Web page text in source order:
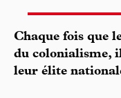
Chaque fois que
du colonialisme,
leur élite